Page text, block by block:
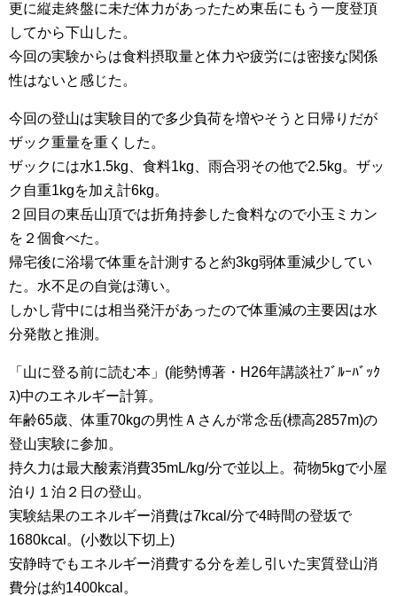
更に縦走終盤に未だ体力があったため東岳にもう一度登頂
してから下山した。
今回の実験からは食料摂取量と体力や疲労には密接な関係
性はないと感じた。
今回の登山は実験目的で多少負荷を増やそうと日帰りだが
ザック重量を重くした。
ザックには水1.5kg、食料1kg、雨合羽その他で2.5kg。ザッ
ク自重1kgを加え計6kg。
２回目の東岳山頂では折角持参した食料なので小玉ミカン
を２個食べた。
帰宅後に浴場で体重を計測すると約3kg弱体重減少してい
た。水不足の自覚は薄い。
しかし背中には相当発汗があったので体重減の主要因は水
分発散と推測。
「山に登る前に読む本」(能勢博著・H26年講談社ﾌﾞﾙｰﾊﾞｯｸ
ｽ)中のエネルギー計算。
年齢65歳、体重70kgの男性Ａさんが常念岳(標高2857m)の
登山実験に参加。
持久力は最大酸素消費35mL/kg/分で並以上。荷物5kgで小屋
泊り１泊２日の登山。
実験結果のエネルギー消費は7kcal/分で4時間の登坂で
1680kcal。(小数以下切上)
安静時でもエネルギー消費する分を差し引いた実質登山消
費分は約1400kcal。